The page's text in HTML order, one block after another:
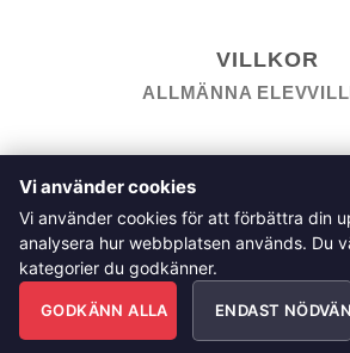
VILLKOR
ALLMÄNNA
HEMSIDEPOLICY
ALLMÄNNA FRÅGOR OM VÅRA
TILLSKÄRNING
Klädskolan Sverige AB, Åsgatan
Copyright 2026 © Klädskolan
Reserved
Vi använder cookies
Vi använder cookies för att förbättra din
analysera hur webbplatsen används. Du
kategorier du godkänner.
GODKÄNN ALLA ENDAST